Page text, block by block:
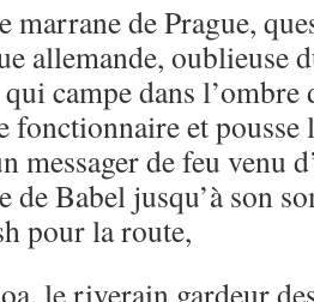
marrane de Prague,
allemande, oublieuse
campe dans l’ombre
fonctionnaire et pousse
messager de feu venu
de Babel jusqu’à son
pour la route,
le riverain gardeur